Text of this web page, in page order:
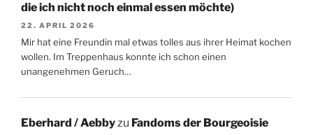
die ich nicht noch einmal essen möchte)
22. APRIL 2026
Mir hat eine Freundin mal etwas tolles aus ihrer Heimat kochen
wollen. Im Treppenhaus konnte ich schon einen
unangenehmen Geruch…
Eberhard / Aebby zu Fandoms der Bourgeoisie